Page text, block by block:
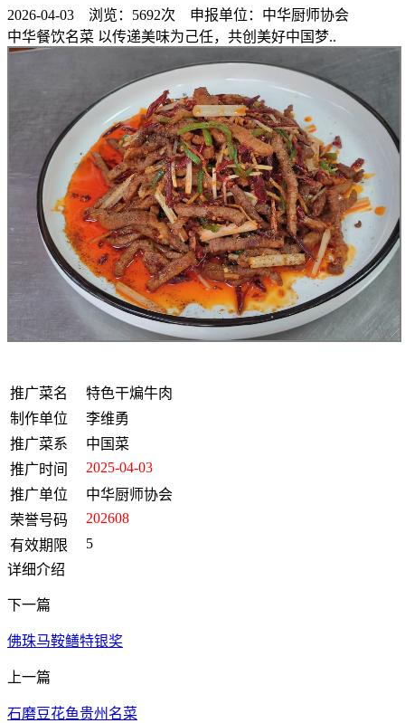
2026-04-03 浏览： 5692次 申报单位： 中华厨师协会
中华餐饮名菜 以传递美味为己任，共创美好中国梦..
推广菜名
特色干煸牛肉
制作单位
李维勇
推广菜系
中国菜
推广时间
2025-04-03
推广单位
中华厨师协会
荣誉号码
202608
有效期限
5
详细介绍
下一篇
佛珠马鞍鳝特银奖
上一篇
石磨豆花鱼贵州名菜